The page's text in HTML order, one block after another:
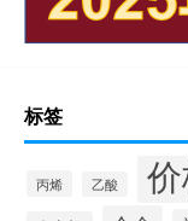
标签
丙烯 乙酸